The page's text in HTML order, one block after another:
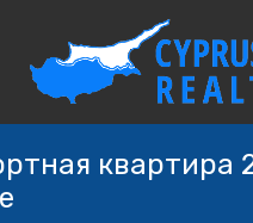
квартира